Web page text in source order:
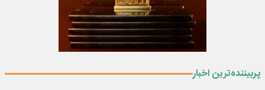
پربیننده‌ترین اخبار